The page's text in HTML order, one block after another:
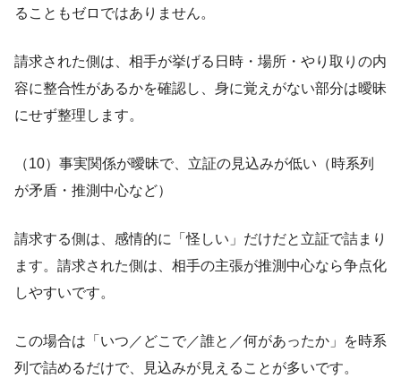
ることもゼロではありません。
請求された側は、相手が挙げる日時・場所・やり取りの内
容に整合性があるかを確認し、身に覚えがない部分は曖昧
にせず整理します。
（10）事実関係が曖昧で、立証の見込みが低い（時系列
が矛盾・推測中心など）
請求する側は、感情的に「怪しい」だけだと立証で詰まり
ます。請求された側は、相手の主張が推測中心なら争点化
しやすいです。
この場合は「いつ／どこで／誰と／何があったか」を時系
列で詰めるだけで、見込みが見えることが多いです。